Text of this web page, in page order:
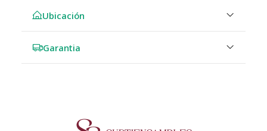
Ubicación
Garantia